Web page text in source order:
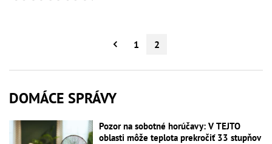
1 2
DOMÁCE SPRÁVY
Pozor na sobotné horúčavy: V TEJTO
oblasti môže teplota prekročiť 33 stupňov